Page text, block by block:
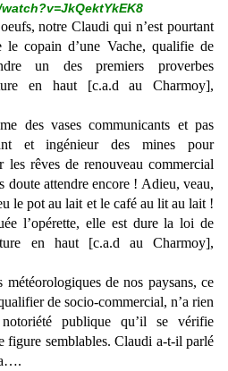
notre Claudi qui n’est pourtant
le copain d’une Vache, qualifie de
un des premiers proverbes
en haut [c.a.d au Charmoy],
des vases communicants et pas
et ingénieur des mines pour
rêves de renouveau commercial
doute attendre encore ! Adieu, veau,
le pot au lait et le café au lit au lait !
l’opérette, elle est dure la loi de
en haut [c.a.d au Charmoy],
de nos paysans, ce
de socio-commercial, n’a rien
publique qu’il se vérifie
figure semblables. Claudi a-t-il parlé